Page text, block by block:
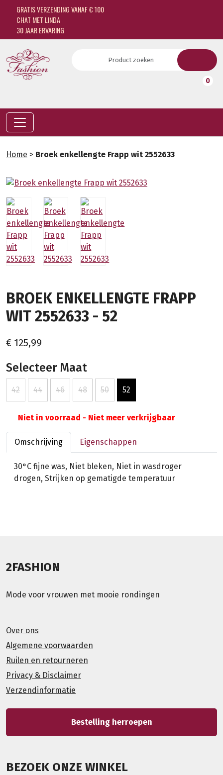
GRATIS VERZENDING VANAF € 100
CHAT MET LINDA
30 JAAR ERVARING
0
Home > Broek enkellengte Frapp wit 2552633
BROEK ENKELLENGTE FRAPP
WIT 2552633 - 52
€ 125,99
Selecteer Maat
42 44 46 48 50 52
Niet in voorraad - Niet meer verkrijgbaar
Omschrijving Eigenschappen
30°C fijne was, Niet bleken, Niet in wasdroger
drogen, Strijken op gematigde temperatuur
2FASHION
Mode voor vrouwen met mooie rondingen
Over ons
Algemene voorwaarden
Ruilen en retourneren
Privacy & Disclaimer
Verzendinformatie
Bestelling herroepen
BEZOEK ONZE WINKEL